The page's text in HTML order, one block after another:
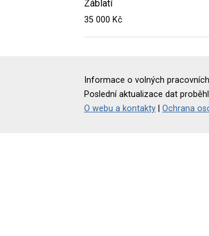
Záblatí
35 000 Kč
Informace o volných
Poslední aktualizace dat
O webu a kontakty
Ochrana